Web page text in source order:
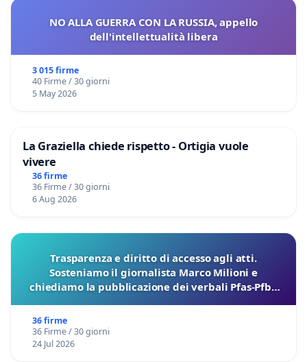
NO ALLA GUERRA CON LA RUSSIA, appello
dell'intellettualità libera
3 015 firme
40 Firme / 30 giorni
5 May 2026
La Graziella chiede rispetto - Ortigia vuole
vivere
36 firme
36 Firme / 30 giorni
6 Aug 2026
Trasparenza e diritto di accesso agli atti.
Sosteniamo il giornalista Marco Milioni e
chiediamo la pubblicazione dei verbali Pfas-Pfba
36 firme
36 Firme / 30 giorni
24 Jul 2026